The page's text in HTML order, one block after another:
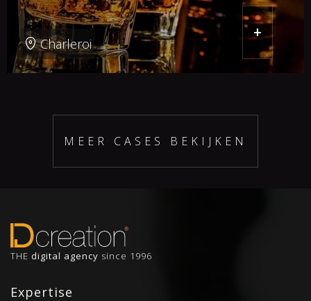
Charleroi
+
MEER CASES BEKIJKEN
THE digital agency since 1996
Expertise